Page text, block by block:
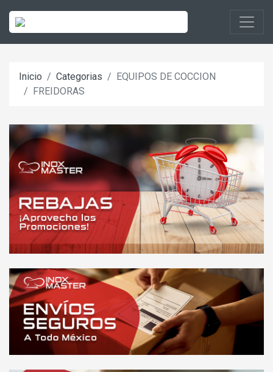
Inicio Categorias
EQUIPOS DE COCCION
FREIDORAS